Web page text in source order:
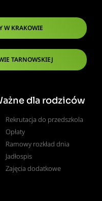
W KRAKOWIE
TARNOWSKIEJ
dla rodziców
Rekrutacja do przedszkola
Opłaty
Ramowy rozkład dnia
Jadłospis
Zajęcia dodatkowe